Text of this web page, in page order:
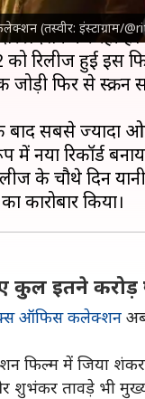
(तस्वीर: इंस्टाग्राम/
की मराठी
प्रदर्शन कर रही है।
को रिलीज हुई इस
जोड़ी फिर से
बाद सबसे ज्यादा
नया रिकॉर्ड
के चौथे दिन
कुल इतने करोड़
ऑफिस कलेक्शन
फिल्म में जिया
शुभंकर तावड़े भी